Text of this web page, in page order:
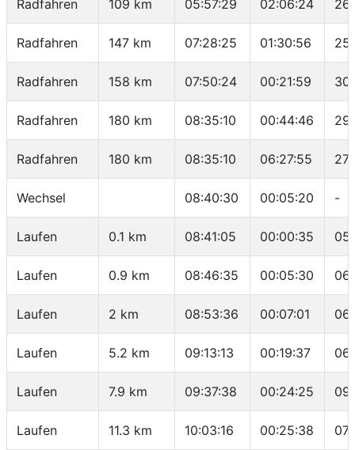
Radfahren 109 km 05:57:29 02:06:24
Radfahren 147 km 07:28:25 01:30:56
Radfahren 158 km 07:50:24 00:21:59
Radfahren 180 km 08:35:10 00:44:46
Radfahren 180 km 08:35:10 06:27:55
Wechsel 08:40:30 00:05:20 -
Laufen 0.1 km 08:41:05 00:00:35
Laufen 0.9 km 08:46:35 00:05:30
Laufen 2 km 08:53:36 00:07:01
Laufen 5.2 km 09:13:13 00:19:37
Laufen 7.9 km 09:37:38 00:24:25
Laufen 11.3 km 10:03:16 00:25:38